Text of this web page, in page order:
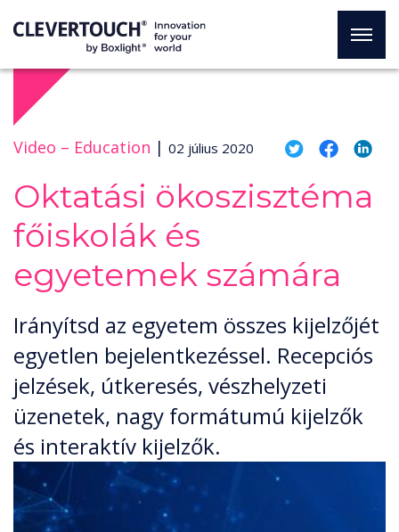
Video – Education | 02 július 2020
Oktatási ökoszisztéma
főiskolák és
egyetemek számára
Irányítsd az egyetem összes kijelzőjét
egyetlen bejelentkezéssel. Recepciós
jelzések, útkeresés, vészhelyzeti
üzenetek, nagy formátumú kijelzők
és interaktív kijelzők.